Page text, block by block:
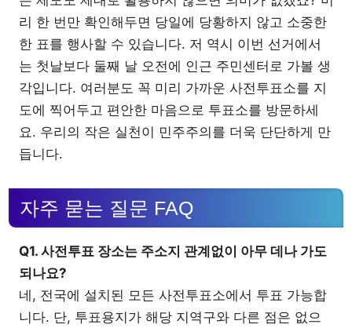
리 한 번만 확인해두면 당일에 당황하지 않고 소중한
한 표를 행사할 수 있습니다. 저 역시 이번 선거에서
는 첫날보다 둘째 날 오전에 인근 주민센터로 가볼 생
각입니다. 여러분도 꼭 미리 가까운 사전투표소를 지
도에 찍어두고 편안한 마음으로 투표소를 방문하세
요. 우리의 작은 실천이 민주주의를 더욱 단단하게 만
듭니다.
자주 묻는 질문 FAQ
Q1. 사전투표 장소는 주소지 관계없이 아무 데나 가도
되나요?
네, 전국에 설치된 모든 사전투표소에서 투표 가능합
니다. 단, 투표용지가 해당 지역구와 다른 점은 없으